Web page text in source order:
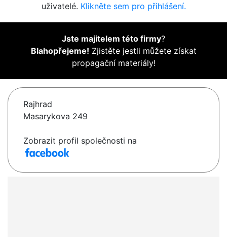
uživatelé. Klikněte sem pro přihlášení.
Jste majitelem této firmy?
Blahopřejeme! Zjistěte jestli můžete získat
propagační materiály!
Rajhrad
Masarykova 249
Zobrazit profil společnosti na